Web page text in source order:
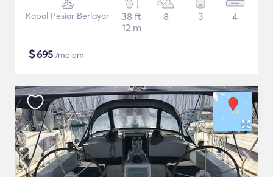
Kapal Pesiar Berlayar
38 ft
12 m
8 3 4
$695 /malam